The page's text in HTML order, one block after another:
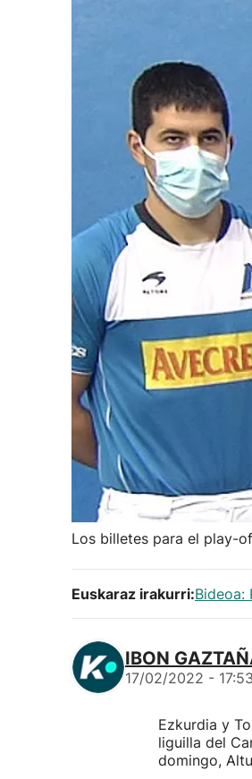
Los billetes para el play-
Euskaraz irakurri:
IBON
17/02/2022 - 17:53
Ezkurdia y
liguilla del
domingo,